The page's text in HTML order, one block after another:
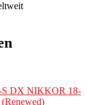
S DX NIKKOR 18-